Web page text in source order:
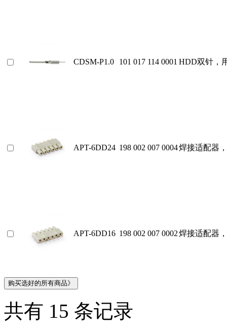
CDSM-P1.0 101 017 114 0001 HDD双针，
APT-6DD24 198 002 007 0004焊接适配器
APT-6DD16 198 002 007 0002焊接适配器
共有 15 条记录